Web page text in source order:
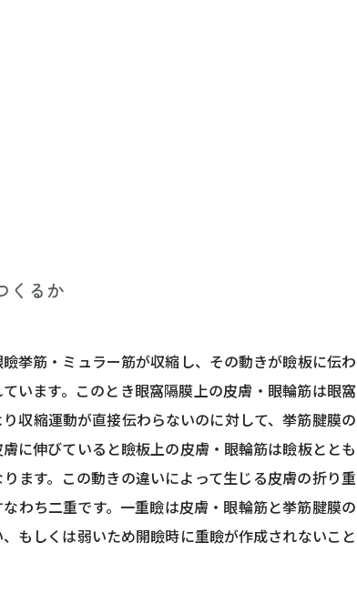
くるか
挙筋・ミュラー筋が収縮し、その動きが瞼板に伝わ
います。このとき眼窩隔膜上の皮膚・眼輪筋は眼窩
収縮運動が直接伝わらないのに対して、挙筋腱膜の
に伸びていると瞼板上の皮膚・眼輪筋は瞼板ととも
ます。この動きの違いによって生じる皮膚の折り重
わち二重です。一重瞼は皮膚・眼輪筋と挙筋腱膜の
もしくは弱いため開瞼時に重瞼が作成されないこと